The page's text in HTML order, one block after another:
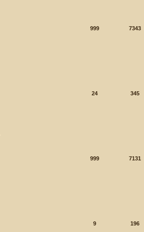
999 7343
24 345
999 7131
9 196